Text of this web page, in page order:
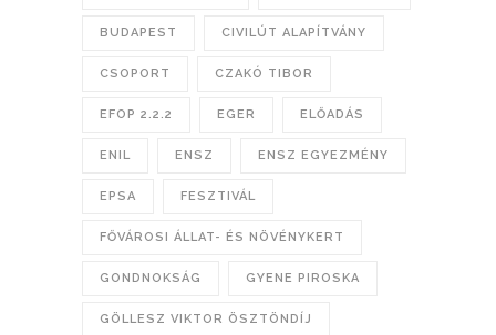
BUDAPEST CIVILÚT ALAPÍTVÁNY
CSOPORT CZAKÓ TIBOR
EFOP 2.2.2 EGER ELŐADÁS
ENIL ENSZ ENSZ EGYEZMÉNY
EPSA FESZTIVÁL
FŐVÁROSI ÁLLAT- ÉS NÖVÉNYKERT
GONDNOKSÁG GYENE PIROSKA
GÖLLESZ VIKTOR ÖSZTÖNDÍJ